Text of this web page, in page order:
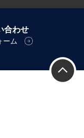
合わせ
ーム